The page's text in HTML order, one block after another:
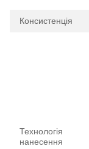
Консистенція
Технологія
нанесення